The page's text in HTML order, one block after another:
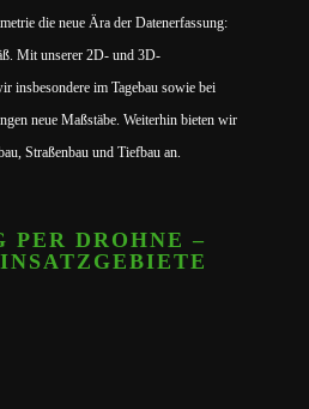
die neue Ära der Datenerfassung:
Mit unserer 2D- und 3D-
insbesondere im Tagebau sowie bei
neue Maßstäbe. Weiterhin bieten wir
Straßenbau und Tiefbau an.
PER DROHNE –